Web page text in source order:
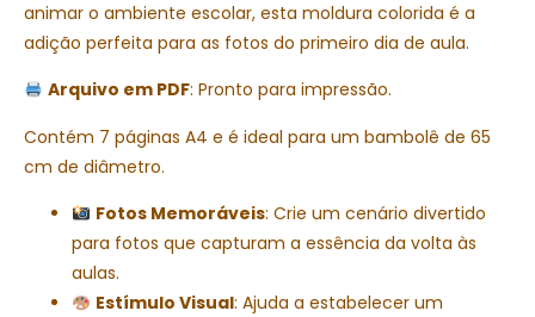
animar o ambiente escolar, esta moldura colorida é a
adição perfeita para as fotos do primeiro dia de aula.
Arquivo em PDF: Pronto para impressão.
Contém 7 páginas A4 e é ideal para um bambolê de 65
cm de diâmetro.
Fotos Memoráveis: Crie um cenário divertido
para fotos que capturam a essência da volta às
aulas.
Estímulo Visual: Ajuda a estabelecer um